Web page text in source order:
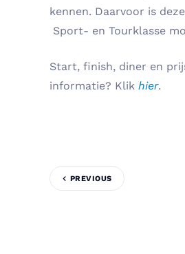
kennen. Daarvoor is
Sport- en Tourklasse
Start, finish, diner en
informatie? Klik hier.
PREVIOUS